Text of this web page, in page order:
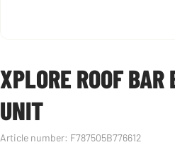
XPLORE ROOF
UNIT
Article number: F787505B776612